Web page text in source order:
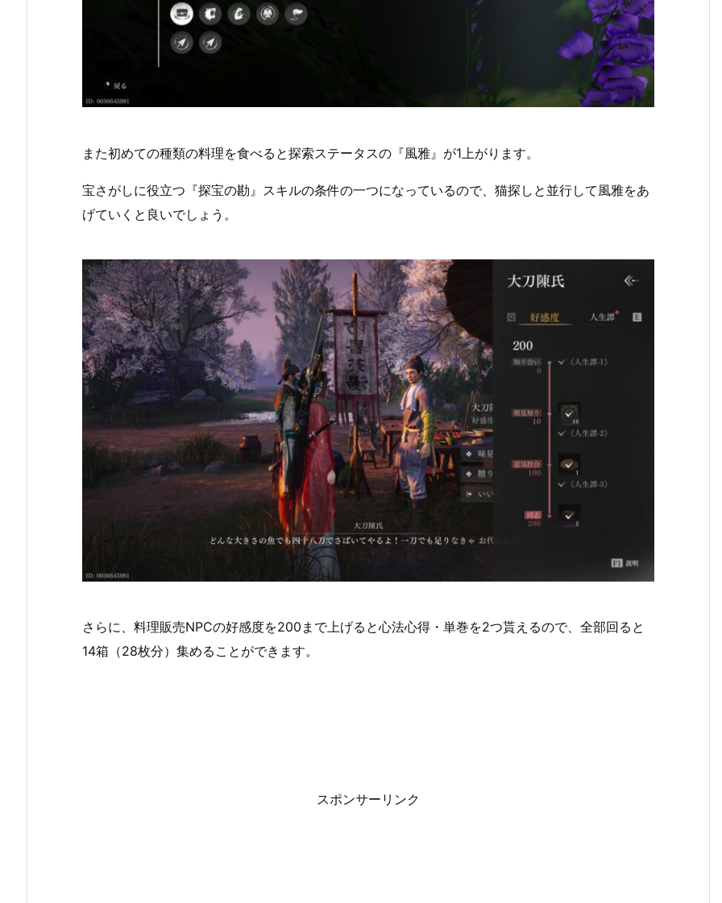
また初めての種類の料理を食べると探索ステータスの『風雅』が1上がります。
宝さがしに役立つ『探宝の勘』スキルの条件の一つになっているので、猫探しと並行して風雅をあ
げていくと良いでしょう。
さらに、料理販売NPCの好感度を200まで上げると心法心得・単巻を2つ貰えるので、全部回ると
14箱（28枚分）集めることができます。
スポンサーリンク